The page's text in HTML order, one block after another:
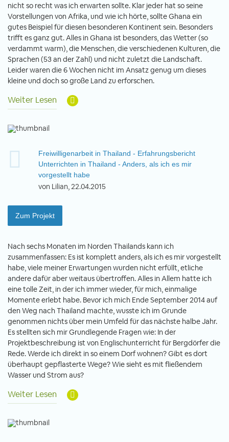
nicht so recht was ich erwarten sollte. Klar jeder hat so seine
Vorstellungen von Afrika, und wie ich hörte, sollte Ghana ein
gutes Beispiel für diesen besonderen Kontinent sein. Besonders
trifft es ganz gut. Alles in Ghana ist besonders, das Wetter (so
verdammt warm), die Menschen, die verschiedenen Kulturen, die
Sprachen (53 an der Zahl) und nicht zuletzt die Landschaft.
Leider waren die 6 Wochen nicht im Ansatz genug um dieses
kleine und doch so große Land zu erforschen.
Weiter Lesen
Freiwilligenarbeit in Thailand - Erfahrungsbericht
Unterrichten in Thailand - Anders, als ich es mir
vorgestellt habe
von Lilian, 22.04.2015
Zum Projekt
Nach sechs Monaten im Norden Thailands kann ich
zusammenfassen: Es ist komplett anders, als ich es mir vorgestellt
habe, viele meiner Erwartungen wurden nicht erfüllt, etliche
andere dafür aber weitaus übertroffen. Alles in Allem hatte ich
eine tolle Zeit, in der ich immer wieder, für mich, einmalige
Momente erlebt habe. Bevor ich mich Ende September 2014 auf
den Weg nach Thailand machte, wusste ich im Grunde
genommen nichts über mein Umfeld für das nächste halbe Jahr.
Es stellten sich mir Grundlegende Fragen wie: In der
Projektbeschreibung ist von Englischunterricht für Bergdörfer die
Rede. Werde ich direkt in so einem Dorf wohnen? Gibt es dort
überhaupt gepflasterte Wege? Wie sieht es mit fließendem
Wasser und Strom aus?
Weiter Lesen